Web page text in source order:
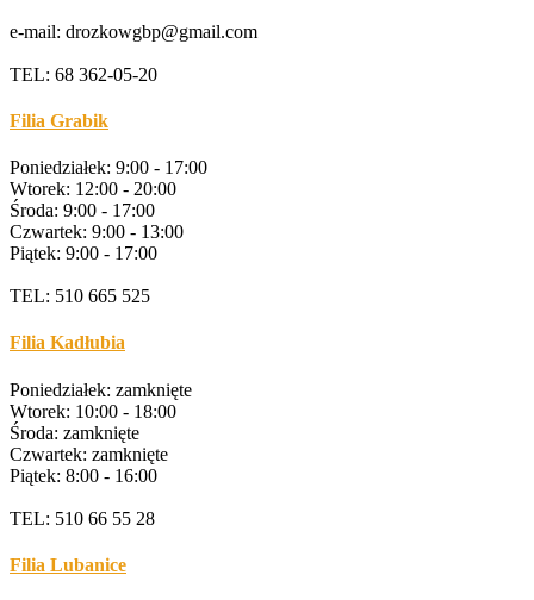
e-mail: drozkowgbp@gmail.com
TEL: 68 362-05-20
Filia Grabik
Poniedziałek: 9:00 - 17:00
Wtorek: 12:00 - 20:00
Środa: 9:00 - 17:00
Czwartek: 9:00 - 13:00
Piątek: 9:00 - 17:00
TEL: 510 665 525
Filia Kadłubia
Poniedziałek: zamknięte
Wtorek: 10:00 - 18:00
Środa: zamknięte
Czwartek: zamknięte
Piątek: 8:00 - 16:00
TEL: 510 66 55 28
Filia Lubanice